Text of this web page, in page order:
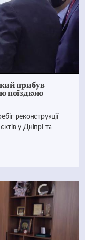
прибув
поїздкою
реконструкції
у Дніпрі та